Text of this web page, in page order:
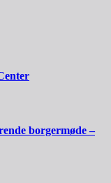
borgermøde –